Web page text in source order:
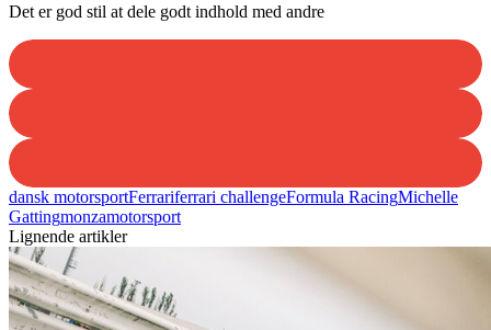
Det er god stil at dele godt indhold med andre
dansk motorsportFerrariferrari challengeFormula RacingMichelle
Gattingmonzamotorsport
Lignende artikler